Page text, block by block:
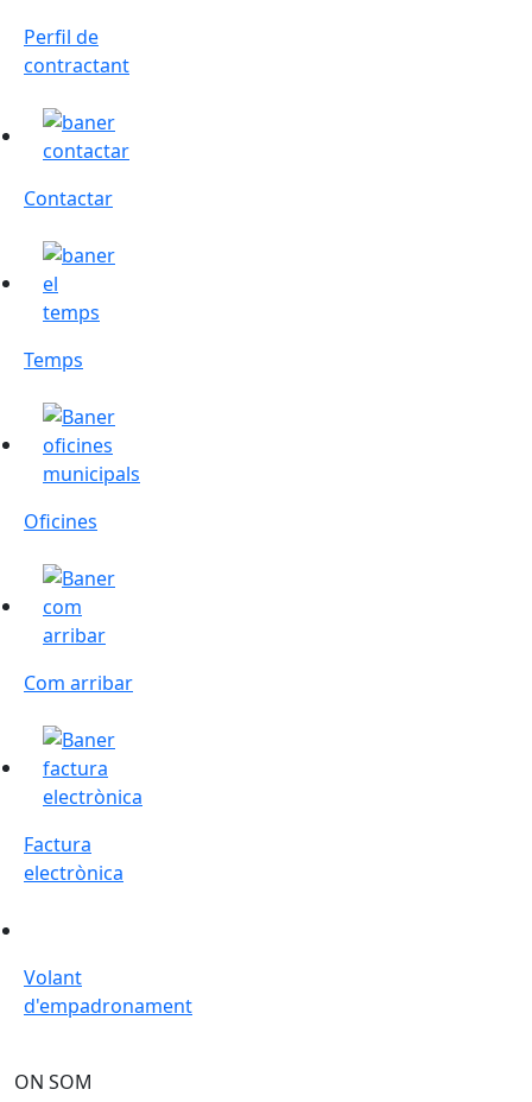
Perfil de
contractant
Contactar
Contactar
Temps
Temps
Oficines
Oficines
Com arribar
Com arribar
Factura electrònica
Factura
electrònica
Volant
d'empadronament
ON SOM